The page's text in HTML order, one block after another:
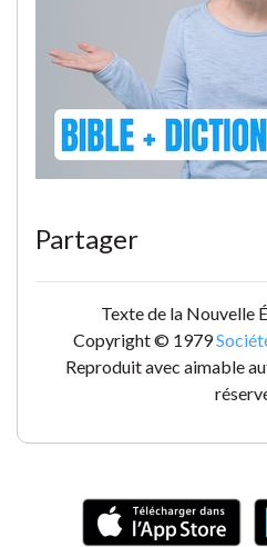
Partager
Texte de la Nouvelle
Copyright © 1979
Reproduit avec aimable